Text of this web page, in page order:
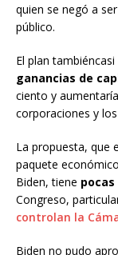
quien se negó a
público.
El plan
ganancias de
ciento y
corporaciones y
La propuesta, que
paquete
Biden, tiene
Congreso,
controlan la
Biden no pudo